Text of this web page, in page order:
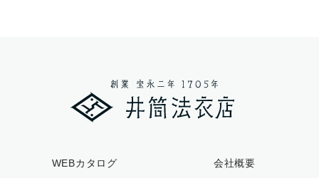
WEBカタログ 会社概要